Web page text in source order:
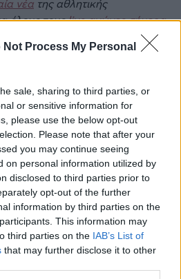
Not Process My Personal
sale, sharing to third parties, or
or sensitive information for
please use the below opt-out
Please note that after your
you may continue seeing
on personal information utilized by
disclosed to third parties prior to
opt-out of the further
information by third parties on the
This information may
third parties on the IAB’s List of
that may further disclose it to other
όλους τουςlive αγώνες σήμερα
της ημέρας και της
υπερπλήρες Πρόγραμμα TV του
η επιστροφή του στην
επανασύνδεσης
εναντίον του από την
του διαγωνισμού και τι
για την υπόθεση